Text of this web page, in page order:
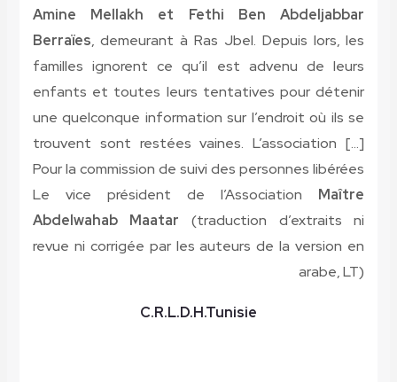
Amine Mellakh et Fethi Ben Abdeljabbar
Berraïes, demeurant à Ras Jbel. Depuis lors, les
familles ignorent ce qu’il est advenu de leurs
enfants et toutes leurs tentatives pour détenir
une quelconque information sur l’endroit où ils se
trouvent sont restées vaines. L’association […]
Pour la commission de suivi des personnes libérées
Le vice président de l’Association Maître
Abdelwahab Maatar
(traduction d’extraits ni
revue ni corrigée par les auteurs de la version en
arabe, LT)
C.R.L.D.H.Tunisie